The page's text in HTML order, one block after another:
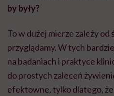
by były?
To w dużej mierze zależy
przyglądamy. W tych
na badaniach i praktyce
do prostych zaleceń
efektowne, tylko dlatego,